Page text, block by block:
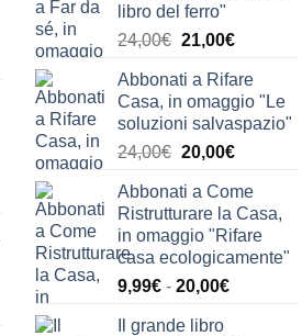
libro del ferro"
24,00€ Il
originale
era:
24,00€.
21,00€Il
attuale
è:
21,00€.
Abbonati a Rifare
Casa, in omaggio "Le
soluzioni salvaspazio"
24,00€ Il
originale
era:
24,00€.
20,00€Il
attuale
è:
20,00€.
Abbonati a Come
Ristrutturare la Casa,
in omaggio "Rifare
casa ecologicamente"
9,99€ - 20,00€Fascia
Il grande libro